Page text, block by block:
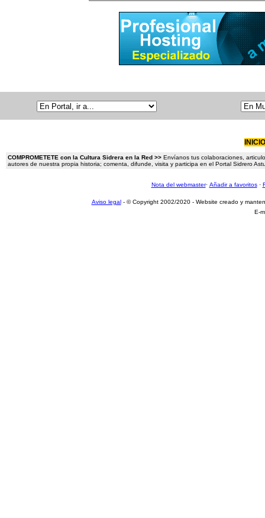
INICIO
COMPROMETETE con la Cultura Sidrera en la Red >> Envíanos tus colaboraciones,
autores de nuestra propia historia; comenta, difunde, visita y participa en el Portal Sidrero
Nota del webmaster· Añadir a favoritos·
Aviso legal- © Copyright 2002/2020 - Website creado y
E-